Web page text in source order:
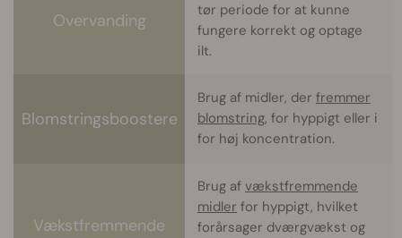
Overvanding
tør periode for at kunne
fungere korrekt og optage
ilt.
Blomstringsboostere
Brug af midler, der fremmer
blomstring, for hyppigt eller i
for høj koncentration.
Vækstfremmende
Brug af vækstfremmende
midler for hyppigt, hvilket
forårsager dværgvækst og